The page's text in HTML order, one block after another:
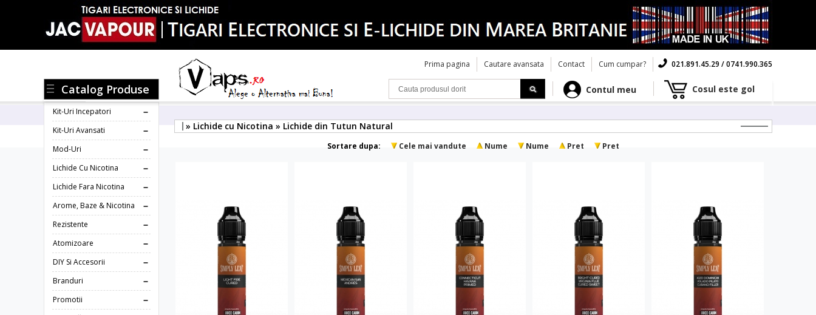
Prima pagina Cautare avansata Contact Cum cumpar? 021.891.45.29 / 0741.990.365
Contul meu Cosul este gol
Catalog Produse
Kit-Uri Incepatori
Kit-Uri Avansati
Mod-Uri
Lichide Cu Nicotina
Lichide Fara Nicotina
Arome, Baze & Nicotina
Rezistente
Atomizoare
DIY Si Accesorii
Branduri
Promotii
» Lichide cu Nicotina » Lichide din Tutun Natural
Sortare dupa: Cele mai vandute Nume Nume Pret Pret